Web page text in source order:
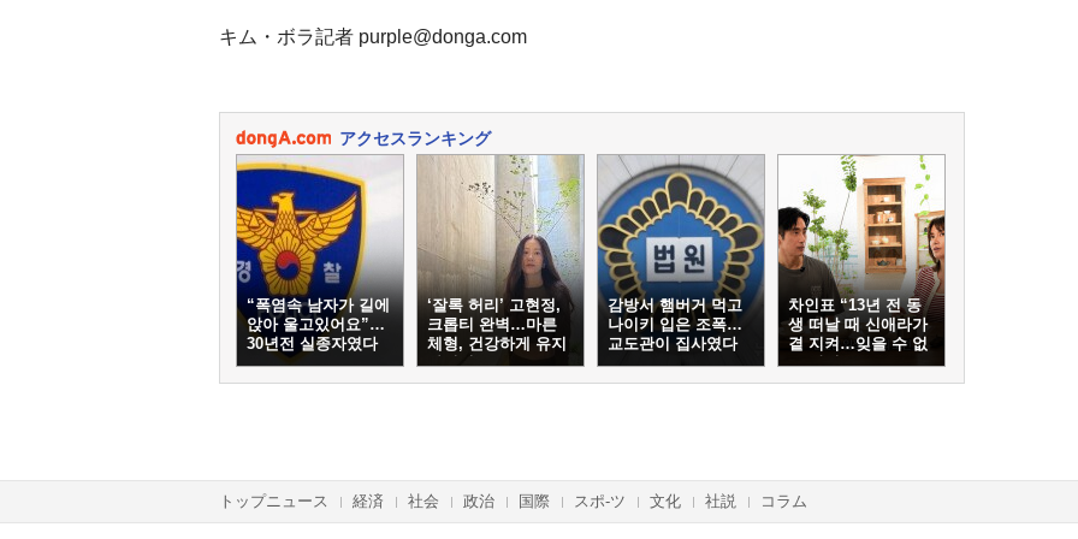
キム・ボラ記者 purple@donga.com
アクセスランキング
“폭염속 남자가 길에
앉아 울고있어요”…
30년전 실종자였다
‘잘록 허리’ 고현정,
크롭티 완벽…마른
체형, 건강하게 유지
하려면
감방서 햄버거 먹고
나이키 입은 조폭…
교도관이 집사였다
차인표 “13년 전 동
생 떠날 때 신애라가
곁 지켜…잊을 수 없
는 장면”
トップニュース 経済 社会 政治 国際 スポ-ツ 文化 社説 コラム